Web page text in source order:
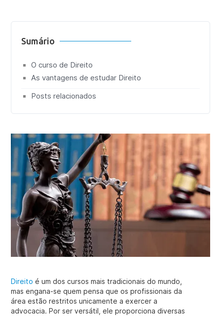
Sumário
O curso de Direito
As vantagens de estudar Direito
Posts relacionados
Direito é um dos cursos mais tradicionais do mundo,
mas engana-se quem pensa que os profissionais da
área estão restritos unicamente a exercer a
advocacia. Por ser versátil, ele proporciona diversas